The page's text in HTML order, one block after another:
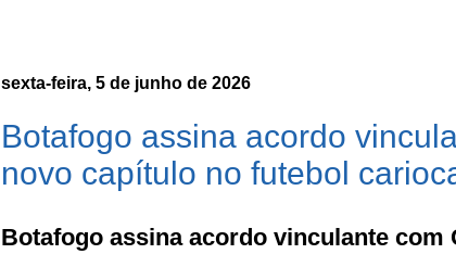
sexta-feira, 5 de junho de 2026
Botafogo assina acordo
novo capítulo no futebol
Botafogo assina acordo vinculante com